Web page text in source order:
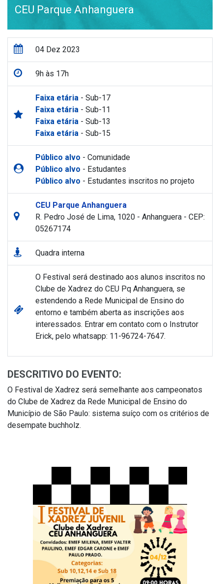
CEU Parque Anhanguera
04 Dez 2023
9h às 17h
Faixa etária - Sub-17
Faixa etária - Sub-11
Faixa etária - Sub-13
Faixa etária - Sub-15
Público alvo - Comunidade
Público alvo - Estudantes
Público alvo - Estudantes inscritos no projeto
CEU Parque Anhanguera
R. Pedro José de Lima, 1020 - Anhanguera - CEP:
05267174
Quadra interna
O Festival será destinado aos alunos inscritos no
Clube de Xadrez do CEU Pq Anhanguera, se
estendendo a Rede Municipal de Ensino do
entorno e também aberta as inscrições aos
interessados. Entrar em contato com o Instrutor
Erick, pelo whatsapp: 11-96724-7647.
DESCRITIVO DO EVENTO:
O Festival de Xadrez será semelhante aos campeonatos
do Clube de Xadrez da Rede Municipal de Ensino do
Município de São Paulo: sistema suíço com os critérios de
desempate buchholz.